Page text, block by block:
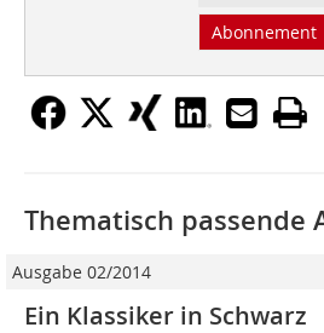
Abonnement
Thematisch passende
Ausgabe 02/2014
Ein Klassiker in Schwarz